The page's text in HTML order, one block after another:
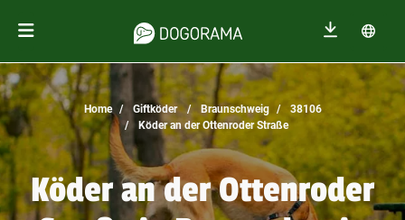
Home Giftköder Braunschweig
38106
Köder an der Ottenroder Straße
Köder an der Ottenroder